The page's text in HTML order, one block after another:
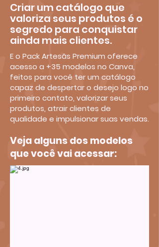
Criar um catálogo que
valoriza seus produtos é o
segredo para conquistar
ainda mais clientes.
E o Pack Artesãs Premium oferece
acesso a +35 modelos no Canva,
feitos para você ter um catálogo
capaz de despertar o desejo logo no
primeiro contato, valorizar seus
produtos, atrair clientes de
qualidade e impulsionar suas vendas.
Veja alguns dos modelos
que você vai acessar: